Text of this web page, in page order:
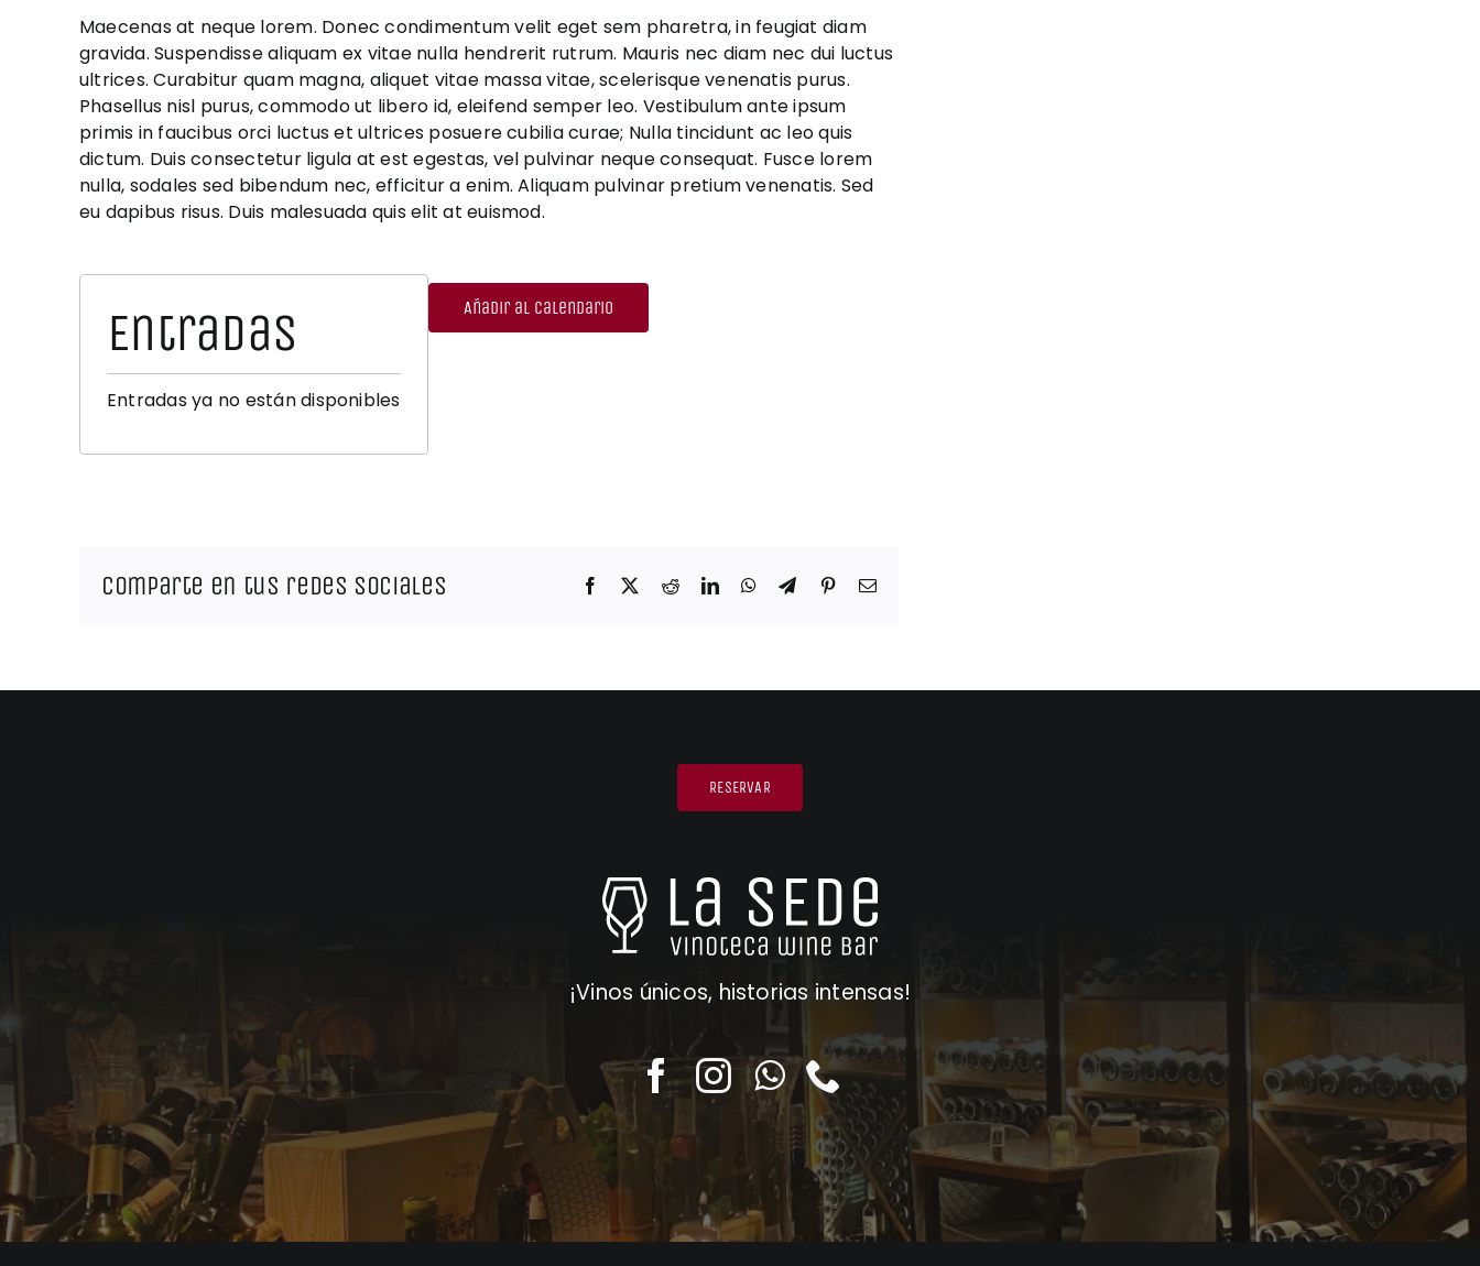
Maecenas at neque lorem. Donec condimentum velit eget sem pharetra, in feugiat diam
gravida. Suspendisse aliquam ex vitae nulla hendrerit rutrum. Mauris nec diam nec dui luctus
ultrices. Curabitur quam magna, aliquet vitae massa vitae, scelerisque venenatis purus.
Phasellus nisl purus, commodo ut libero id, eleifend semper leo. Vestibulum ante ipsum
primis in faucibus orci luctus et ultrices posuere cubilia curae; Nulla tincidunt ac leo quis
dictum. Duis consectetur ligula at est egestas, vel pulvinar neque consequat. Fusce lorem
nulla, sodales sed bibendum nec, efficitur a enim. Aliquam pulvinar pretium venenatis. Sed
eu dapibus risus. Duis malesuada quis elit at euismod.
Entradas
Entradas ya no están disponibles
Añadir al calendario
Comparte en tus redes sociales Facebook RedditLinkedInWhatsApp
TelegramPinterestCorreo
RESERVAR
¡Vinos únicos, historias intensas!